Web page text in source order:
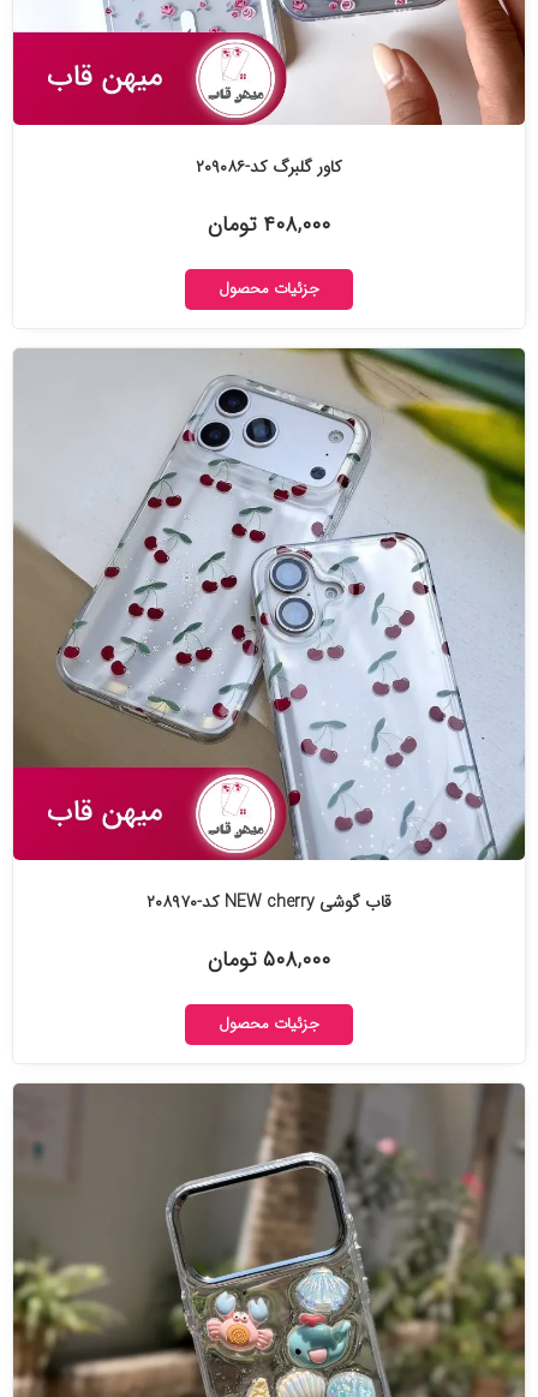
کاور گلبرگ کد-۲۰۹۰۸۶
۴۰۸,۰۰۰ تومان
جزئیات محصول
قاب گوشی NEW cherry کد-۲۰۸۹۷۰
۵۰۸,۰۰۰ تومان
جزئیات محصول